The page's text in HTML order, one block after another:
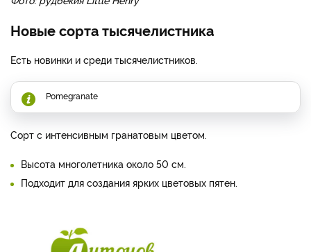
Новые сорта тысячелистника
Есть новинки и среди тысячелистников.
Pomegranate
Сорт с интенсивным гранатовым цветом.
Высота многолетника около 50 см.
Подходит для создания ярких цветовых пятен.